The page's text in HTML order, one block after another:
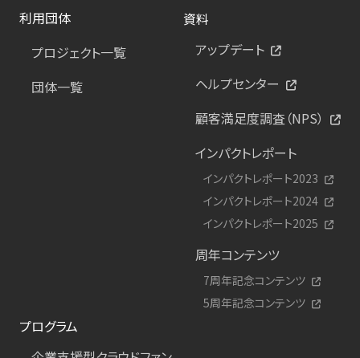
利用団体
プロジェクト一覧
団体一覧
資料
アップデート
ヘルプセンター
顧客満足度調査（NPS）
インパクトレポート
インパクトレポート2023
インパクトレポート2024
インパクトレポート2025
周年コンテンツ
7周年記念コンテンツ
5周年記念コンテンツ
プログラム